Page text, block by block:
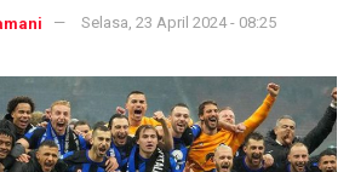
Selasa, 23 April 2024 - 08:25